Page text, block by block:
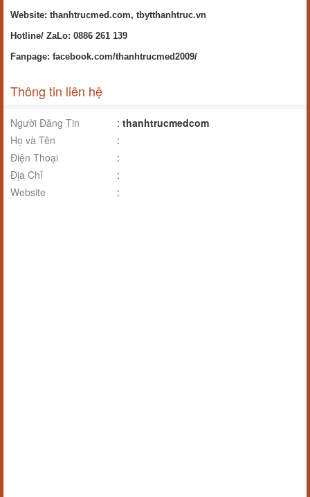
Website: thanhtrucmed.com, tbytthanhtruc.vn
Hotline/ ZaLo: 0886 261 139
Fanpage: facebook.com/thanhtrucmed2009/
Thông tin liên hệ
Người Đăng Tin : thanhtrucmedcom
Họ và Tên
:
Điện Thoại
:
Địa Chỉ
:
Website
: